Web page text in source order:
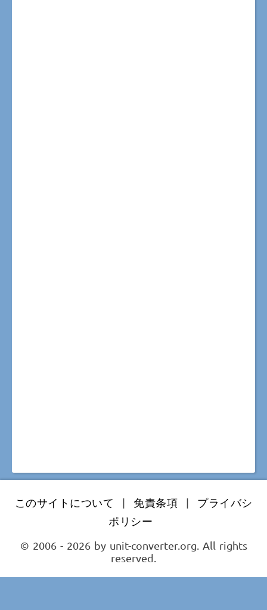
このサイトについて | 免責条項 |
プライバシ
ポリシー
© 2006 - 2026 by unit-converter.org. All rights
reserved.